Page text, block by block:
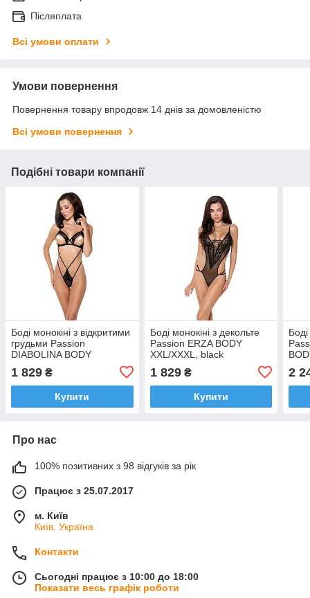
Післяплата
Всі умови оплати
Умови повернення
Повернення товару впродовж 14 днів за домовленістю
Всі умови повернення
Подібні товари компанії
Боді монокіні з відкритими
грудьми Passion
DIABOLINA BODY
1 829 ₴
Купити
Боді монокіні з декольте
Passion ERZA BODY
XXL/XXXL, black
1 829₴
Купити
2
Про нас
100% позитивних з 98 відгуків за рік
Працює з 25.07.2017
м. Київ
Київ, Україна
Контакти
Сьогодні працює з 10:00 до 18:00
Показати весь графік роботи